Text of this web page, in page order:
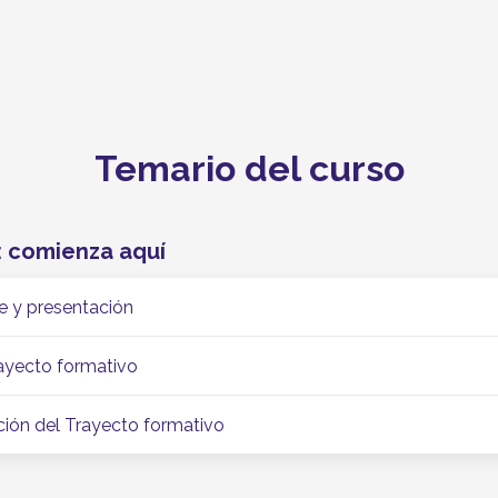
Temario del curso
aquí
y presentación
formativo
del Trayecto formativo